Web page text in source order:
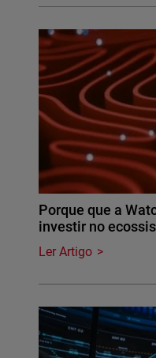
Porque que a
investir no
Ler Artigo